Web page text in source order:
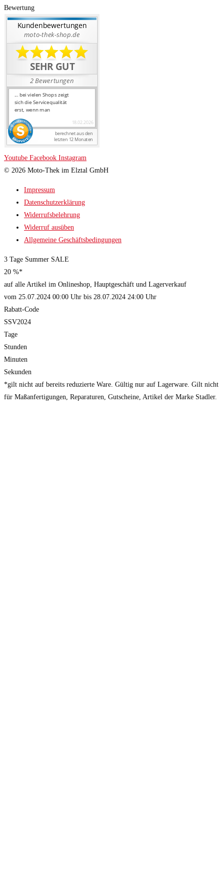
Bewertung
Youtube Facebook Instagram
© 2026 Moto-Thek im Elztal GmbH
Impressum
Datenschutzerklärung
Widerrufsbelehrung
Widerruf ausüben
Allgemeine Geschäftsbedingungen
3 Tage Summer SALE
20 %*
auf alle Artikel im Onlineshop, Hauptgeschäft und Lagerverkauf
vom 25.07.2024 00:00 Uhr bis 28.07.2024 24:00 Uhr
Rabatt-Code
SSV2024
Tage
Stunden
Minuten
Sekunden
*gilt nicht auf bereits reduzierte Ware. Gültig nur auf Lagerware. Gilt nicht
für Maßanfertigungen, Reparaturen, Gutscheine, Artikel der Marke Stadler.